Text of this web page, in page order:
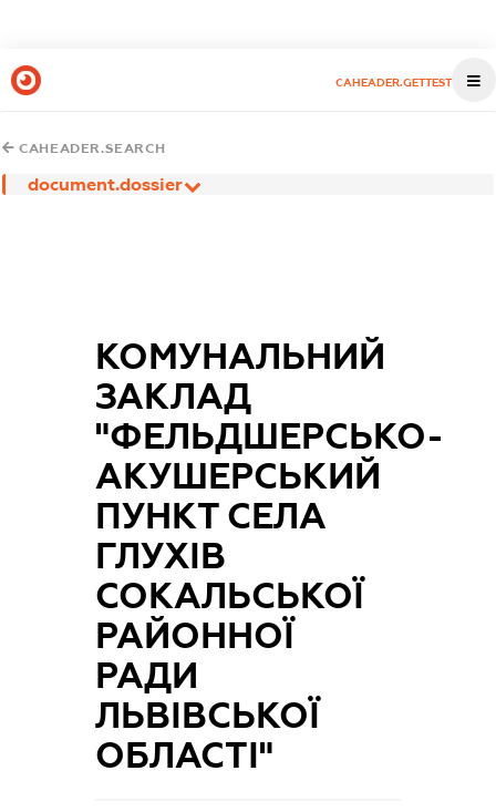
CAHEADER.GETTEST
CAHEADER.SEARCH
document.dossier
КОМУНАЛЬНИЙ
ЗАКЛАД
"ФЕЛЬДШЕРСЬКО-
АКУШЕРСЬКИЙ
ПУНКТ СЕЛА
ГЛУХІВ
СОКАЛЬСЬКОЇ
РАЙОННОЇ
РАДИ
ЛЬВІВСЬКОЇ
ОБЛАСТІ"